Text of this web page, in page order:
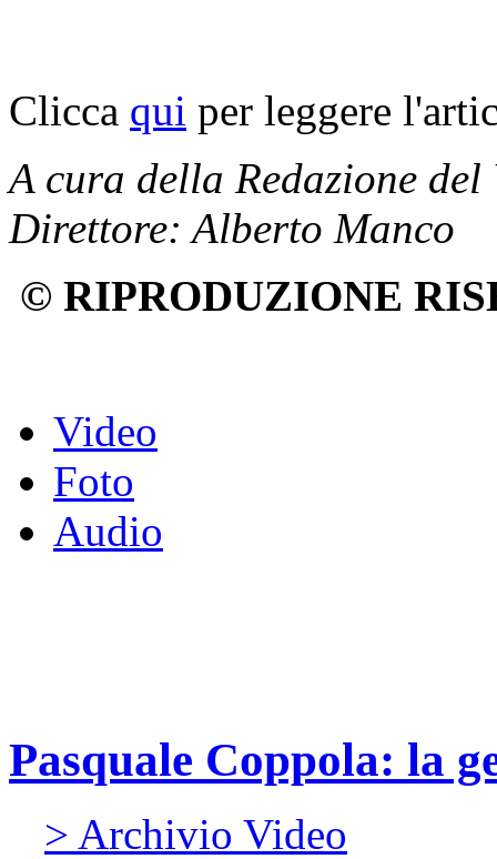
Clicca qui per leggere
A cura della Redazione del
Direttore: Alberto Manco
© RIPRODUZIONE
Video
Foto
Audio
Pasquale Coppola: la
> Archivio Video